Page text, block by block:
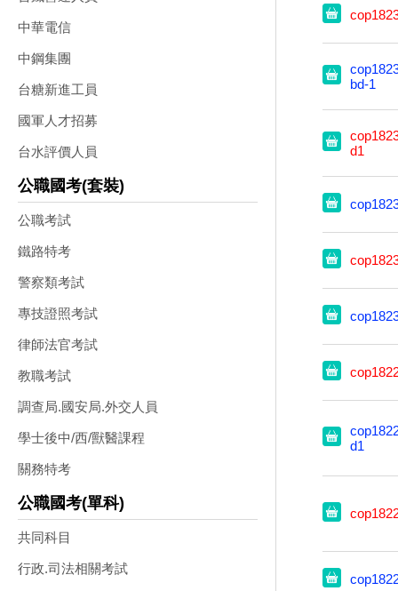
中華電信
中鋼集團
台糖新進工員
國軍人才招募
台水評價人員
公職國考(套裝)
公職考試
鐵路特考
警察類考試
專技證照考試
律師法官考試
教職考試
調查局.國安局.外交人員
學士後中/西/獸醫課程
關務特考
公職國考(單科)
共同科目
行政.司法相關考試
bd-1
d1
d1